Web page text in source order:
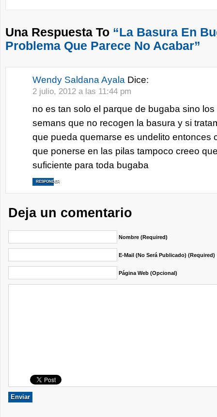
Una Respuesta To “La Basura En
Problema Que Parece No Acabar”
Wendy Saldana Ayala Dice:
2 julio, 2012 a las 11:44 pm
no es tan solo el parque de bugaba sino
semans que no recogen la basura y si
que pueda quemarse es undelito entonces
que ponerse en las pilas tampoco creeo
suficiente para toda bugaba
RESPONDER
Deja un comentario
Nombre (required)
E-Mail (no Será Publicado) (required)
Página Web (opcional)